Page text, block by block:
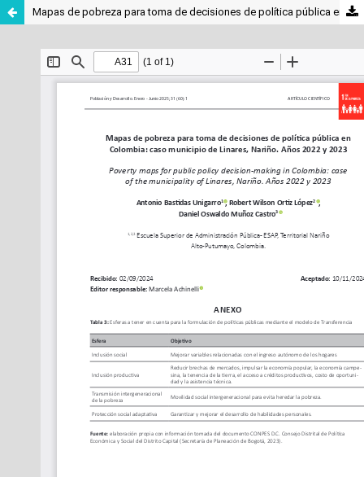
Mapas de pobreza para toma de decisiones de política pública en Colombia: caso municipio de Linares, Nariño. Años 2022 y 2023